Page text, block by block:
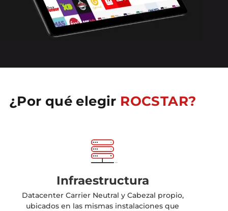
¿Por qué elegir ROCSTAR?
Infraestructura
Datacenter Carrier Neutral y Cabezal propio,
ubicados en las mismas instalaciones que